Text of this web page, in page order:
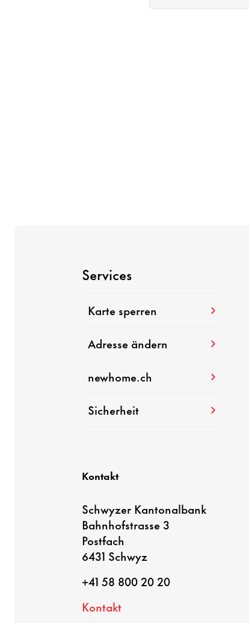
Services
Karte sperren
Adresse ändern
newhome.ch
Sicherheit
Kontakt
Schwyzer Kantonalbank
Bahnhofstrasse 3
Postfach
6431 Schwyz
+41 58 800 20 20
Kontakt